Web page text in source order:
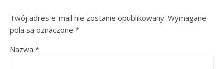
Twój adres e-mail nie zostanie opublikowany. Wymagane
pola są oznaczone *
Nazwa *